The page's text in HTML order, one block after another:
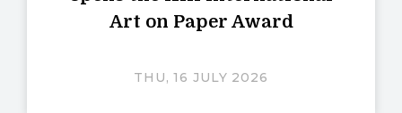
Art on Paper Award
THU, 16 JULY 2026